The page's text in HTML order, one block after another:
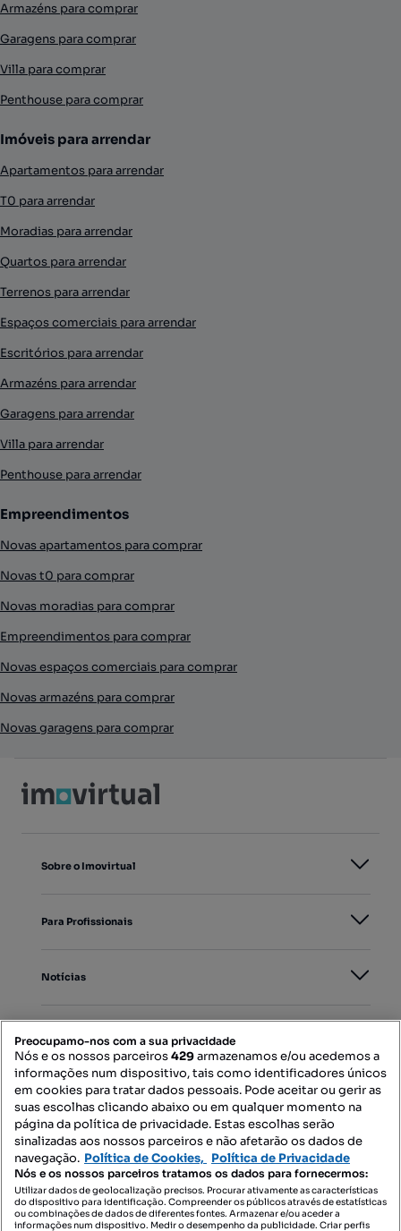
Armazéns para comprar
Garagens para comprar
Villa para comprar
Penthouse para comprar
Imóveis para arrendar
Apartamentos para arrendar
T0 para arrendar
Moradias para arrendar
Quartos para arrendar
Terrenos para arrendar
Espaços comerciais para arrendar
Escritórios para arrendar
Armazéns para arrendar
Garagens para arrendar
Villa para arrendar
Penthouse para arrendar
Empreendimentos
Novas apartamentos para comprar
Novas t0 para comprar
Novas moradias para comprar
Empreendimentos para comprar
Novas espaços comerciais para comprar
Novas armazéns para comprar
Novas garagens para comprar
Sobre o Imovirtual
Para Profissionais
Notícias
Mapa do Site
Contacte-nos
SIGA-NOS:
Preocupamo-nos com a sua privacidade
Nós e os nossos parceiros429armazenamos e/ou acedemos a
informações num dispositivo, tais como identificadores únicos
em cookies para tratar dados pessoais. Pode aceitar ou gerir as
suas escolhas clicando abaixo ou em qualquer momento na
página da política de privacidade. Estas escolhas serão
sinalizadas aos nossos parceiros e não afetarão os dados de
navegação. Política de Cookies, Política de Privacidade
Nós e os nossos parceiros tratamos os dados para fornecermos:
Utilizar dados de geolocalização precisos. Procurar ativamente as características
do dispositivo para identificação. Compreender os públicos através de estatísticas
ou combinações de dados de diferentes fontes. Armazenar e/ou aceder a
informações num dispositivo. Medir o desempenho da publicidade. Criar perfis